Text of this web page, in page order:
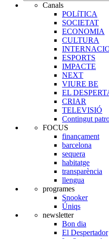
Canals
POLíTICA
SOCIETAT
ECONOMIA
CULTURA
ESPORTS
IMPACTE
NEXT
VIURE BE
EL
CRIAR
TELEVISIÓ
Contingut
FOCUS
finançament
barcelona
sequera
habitatge
transparència
llengua
programes
Snooker
Úniqs
newsletter
Bon dia
El Despertador